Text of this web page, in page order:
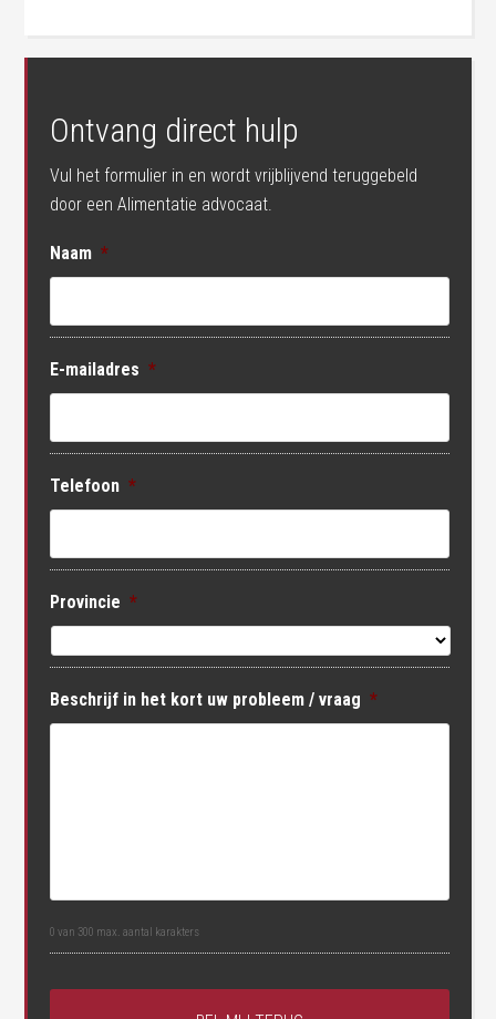
Ontvang direct hulp
Vul het formulier in en wordt vrijblijvend teruggebeld
door een Alimentatie advocaat.
Naam *
E-mailadres *
Telefoon *
Provincie *
Beschrijf in het kort uw probleem / vraag *
0 van 300 max. aantal karakters